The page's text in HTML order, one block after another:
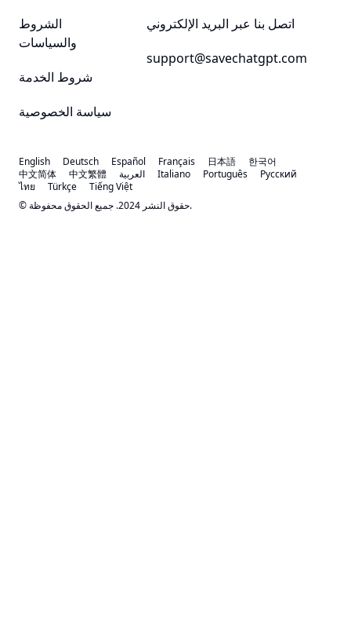
الشروط
والسياسات
شروط الخدمة
سياسة الخصوصية
اتصل بنا عبر البريد الإلكتروني
support@savechatgpt.com
English Deutsch Español Français 日本語
한국어
中文简体
中文繁體 العربية Italiano Português
Русский
ไทย
Türkçe
Tiếng Việt
© حقوق النشر 2024. جميع الحقوق محفوظة.